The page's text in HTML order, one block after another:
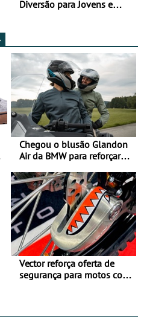
Diversão para Jovens e
Chegou o blusão Glandon
Air da BMW para reforçar
verão
Vector reforça oferta de
segurança para motos com